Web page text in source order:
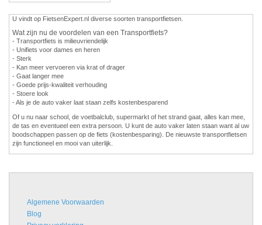
U vindt op FietsenExpert.nl diverse soorten transportfietsen.
Wat zijn nu de voordelen van een Transportfiets?
- Transportfiets is milieuvriendelijk
- Unifiets voor dames en heren
- Sterk
- Kan meer vervoeren via krat of drager
- Gaat langer mee
- Goede prijs-kwaliteit verhouding
- Stoere look
- Als je de auto vaker laat staan zelfs kostenbesparend
Of u nu naar school, de voetbalclub, supermarkt of het strand gaat, alles kan mee,
de tas en eventueel een extra persoon. U kunt de auto vaker laten staan want al uw
boodschappen passen op de fiets (kostenbesparing). De nieuwste transportfietsen
zijn functioneel en mooi van uiterlijk.
Algemene Voorwaarden
Blog